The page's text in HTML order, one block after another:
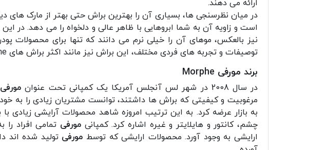
ارائه می دهند.
در میان نظرسنجی ها، بسیاری آن را بهترین براش حتی بهتر از مارک های
است و زاویه آن به شما ابروهایی با ظاهر عالی و دلخواه را می دهد. در
نیز بالعکس، موهای آن را خیلی نرم می دانند که تنها برای محصولات
توصیفات و تجربه های فردی مختلف، این براش نیز مانند اکثر براش های Morphe از محبوبیت بسیار بالایی برخوردار است.
برند مورفی Morphe
در سال 2008 در شهر لس آنجلس آمریکا یک کمپانی تحت عنوان مورفی
مرغوبیت و کیفیتی که براش ها داشتند، توانست مشتریان زیادی را به
به بازار عرضه کرد. به این ترتیب امروزه شاهد محصولات آرایشی زیادی با
چشم، کانتور و هایلایتر و غیره اشاره کرد. کمپانیمورفی تمامی افراد
ارایشی به وجود آورد. محصولات ارایشی که توسط مورفی تولید شده اند